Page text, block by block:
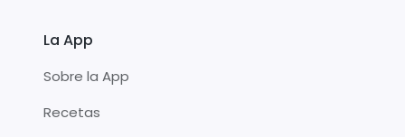
La App
Sobre la App
Recetas